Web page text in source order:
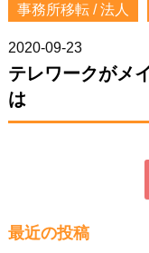
事務所移転 / 法人
2020-09-23
テレワークがメ
は
最近の投稿